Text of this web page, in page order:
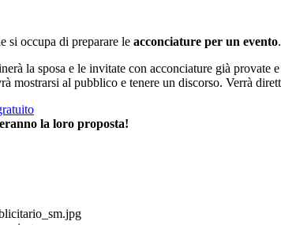
si occupa di preparare le acconciature per un evento.
la sposa e le invitate con acconciature già
mostrarsi al pubblico e tenere un discorso. Verrà
la loro proposta!